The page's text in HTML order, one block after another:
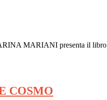
MARIANI presenta il
COSMO